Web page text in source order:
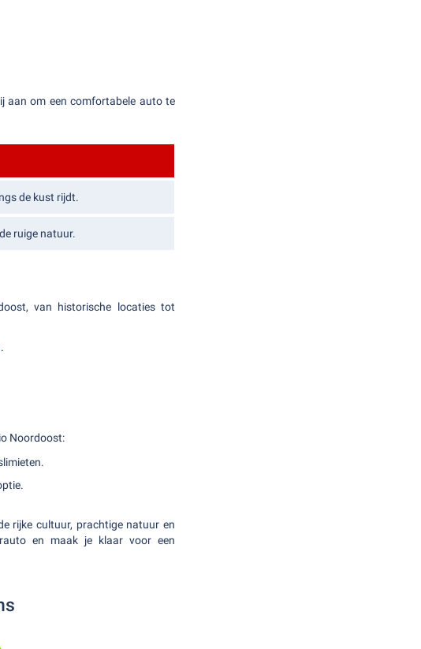
aan om een comfortabele auto te
de kust rijdt.
ruige natuur.
van historische locaties tot
Noordoost:
rijke cultuur, prachtige natuur en
en maak je klaar voor een